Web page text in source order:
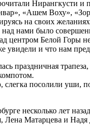
Нирангкусти и
«Ашем Воху»,
на своих
нами было
Белой Горы
и что нам
праздничная
посолили уши,
несколько лет
Матарцева и